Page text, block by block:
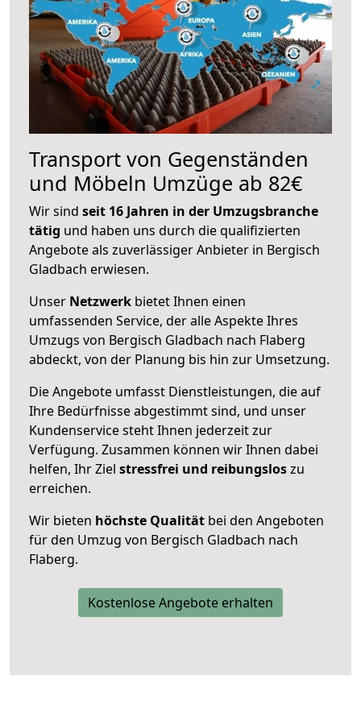
Transport von Gegenständen
und Möbeln Umzüge ab 82€
Wir sind seit 16 Jahren in der Umzugsbranche
tätig und haben uns durch die qualifizierten
Angebote als zuverlässiger Anbieter in Bergisch
Gladbach erwiesen.
Unser Netzwerk bietet Ihnen einen
umfassenden Service, der alle Aspekte Ihres
Umzugs von Bergisch Gladbach nach Flaberg
abdeckt, von der Planung bis hin zur Umsetzung.
Die Angebote umfasst Dienstleistungen, die auf
Ihre Bedürfnisse abgestimmt sind, und unser
Kundenservice steht Ihnen jederzeit zur
Verfügung. Zusammen können wir Ihnen dabei
helfen, Ihr Ziel stressfrei und reibungsloszu
erreichen.
Wir bieten höchste Qualität bei den Angeboten
für den Umzug von Bergisch Gladbach nach
Flaberg.
Kostenlose Angebote erhalten